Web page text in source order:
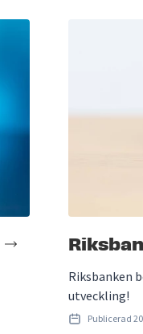
Riksbanken
utveckling!
Publicerad